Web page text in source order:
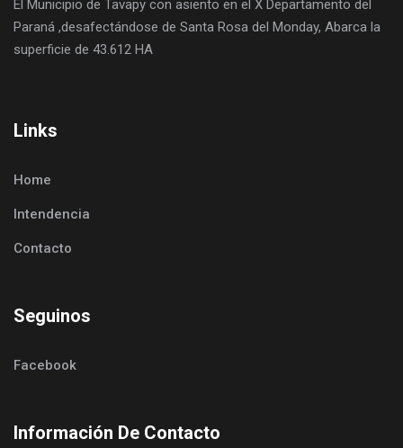
El Municipio de Tavapy con asiento en el X Departamento del
Paraná ,desafectándose de Santa Rosa del Monday, Abarca la
superficie de 43.612 HA
Links
Home
Intendencia
Contacto
Seguinos
Facebook
Información De Contacto